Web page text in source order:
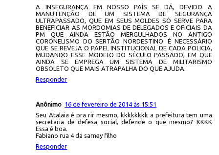
A INSEGURANÇA EM NOSSO PAÍS SE DÁ, DEVIDO A
MANUTENÇÃO DE UM SISTEMA DE SEGURANÇA
ULTRAPASSADO, QUE EM SEUS MOLDES SÓ SERVE PARA
BENEFICIAR AS MORDOMIAS DE DELEGADOS E OFICIAIS DA
PM QUE AINDA ESTÃO MERGULHADOS NO ANTIGO
CORONELISMO DO SERTÃO NORDESTINO. É NECESSÁRIO
QUE SE REVEJA O PAPEL INSTITUCIONAL DE CADA POLICIA,
MUDANDO ESSE MODELO DO SÉCULO PASSADO, EM QUE
AINDA SE EMPREGA UM SISTEMA DE MILITARISMO
OBSOLETO QUE MAIS ATRAPALHA DO QUE AJUDA.
Responder
Anônimo 16 de fevereiro de 2014 às 15:51
Seu Atalaia é pra rir mesmo, kkkkkkkk a prefeitura tem uma
secretaria de defesa social, defende o que mesmo? KKKK
Essa é boa.
Fabiano rua 4 da sarney filho
Responder